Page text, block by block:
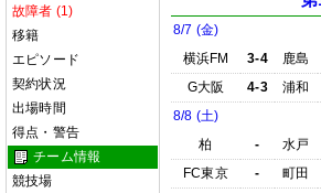
故障者 (1)
移籍
エピソード
契約状況
出場時間
得点・警告
チーム情報
競技場
8/7 (金)
横浜FM
3-4 鹿島
G大阪
4-3 浦和
8/8 (土)
柏
- 水戸
FC東京
- 町田